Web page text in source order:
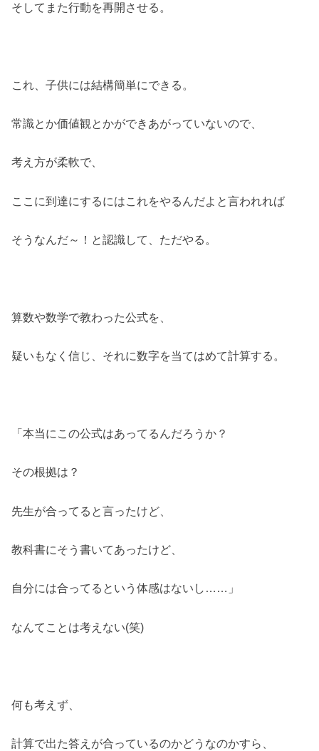
そしてまた行動を再開させる。
これ、子供には結構簡単にできる。
常識とか価値観とかができあがっていないので、
考え方が柔軟で、
ここに到達にするにはこれをやるんだよと言われれば
そうなんだ～！と認識して、ただやる。
算数や数学で教わった公式を、
疑いもなく信じ、それに数字を当てはめて計算する。
「本当にこの公式はあってるんだろうか？
その根拠は？
先生が合ってると言ったけど、
教科書にそう書いてあったけど、
自分には合ってるという体感はないし……」
なんてことは考えない(笑)
何も考えず、
計算で出た答えが合っているのかどうなのかすら、